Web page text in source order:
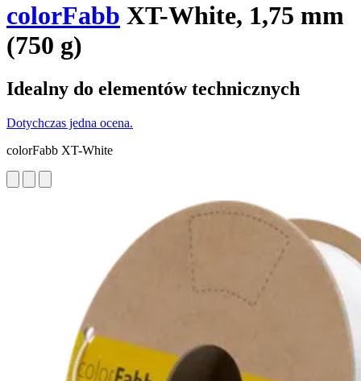
colorFabb XT-White, 1,75 mm
(750 g)
Idealny do elementów technicznych
Dotychczas jedna ocena.
colorFabb XT-White